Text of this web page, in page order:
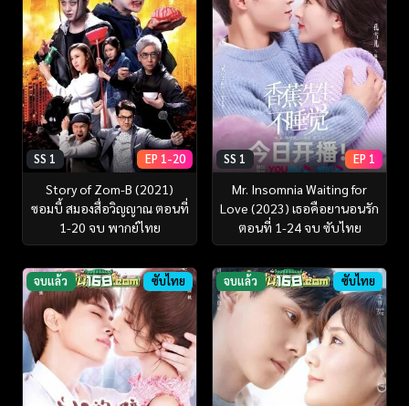
SS 1 EP 1-20
Story of Zom-B (2021)
ซอมบี้ สมองสื่อวิญญาณ ตอนที่
1-20 จบ พากย์ไทย
SS 1 EP 1
Mr. Insomnia Waiting for
Love (2023) เธอคือยานอนรัก
ตอนที่ 1-24 จบ ซับไทย
จบแล้ว ซับไทย จบแล้ว ซับไทย